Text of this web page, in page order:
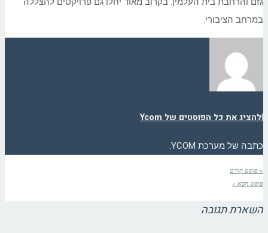
במרחב הציבורי.
|להציג את כל הפוסטים של Ycom
כתבה של מערכת YCOM.
« פוסט קודם
פוסט הבא »
השארת תגובה